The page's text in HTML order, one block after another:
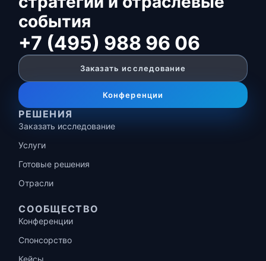
события
+7 (495) 988 96 06
Заказать исследование
Конференции
РЕШЕНИЯ
Заказать исследование
Услуги
Готовые решения
Отрасли
СООБЩЕСТВО
Конференции
Спонсорство